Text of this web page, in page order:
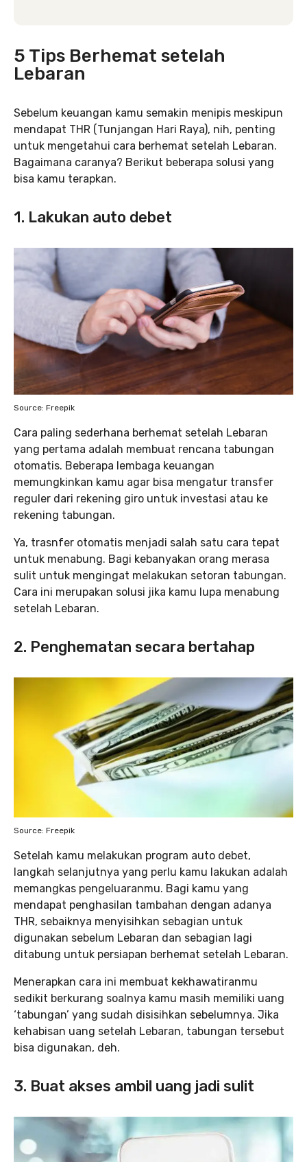
5 Tips Berhemat setelah
Lebaran
Sebelum keuangan kamu semakin menipis meskipun
mendapat THR (Tunjangan Hari Raya), nih, penting
untuk mengetahui cara berhemat setelah Lebaran.
Bagaimana caranya? Berikut beberapa solusi yang
bisa kamu terapkan.
1. Lakukan auto debet
Source: Freepik
Cara paling sederhana berhemat setelah Lebaran
yang pertama adalah membuat rencana tabungan
otomatis. Beberapa lembaga keuangan
memungkinkan kamu agar bisa mengatur transfer
reguler dari rekening giro untuk investasi atau ke
rekening tabungan.
Ya, trasnfer otomatis menjadi salah satu cara tepat
untuk menabung. Bagi kebanyakan orang merasa
sulit untuk mengingat melakukan setoran tabungan.
Cara ini merupakan solusi jika kamu lupa menabung
setelah Lebaran.
2. Penghematan secara bertahap
Source: Freepik
Setelah kamu melakukan program auto debet,
langkah selanjutnya yang perlu kamu lakukan adalah
memangkas pengeluaranmu. Bagi kamu yang
mendapat penghasilan tambahan dengan adanya
THR, sebaiknya menyisihkan sebagian untuk
digunakan sebelum Lebaran dan sebagian lagi
ditabung untuk persiapan berhemat setelah Lebaran.
Menerapkan cara ini membuat kekhawatiranmu
sedikit berkurang soalnya kamu masih memiliki uang
‘tabungan’ yang sudah disisihkan sebelumnya. Jika
kehabisan uang setelah Lebaran, tabungan tersebut
bisa digunakan, deh.
3. Buat akses ambil uang jadi sulit